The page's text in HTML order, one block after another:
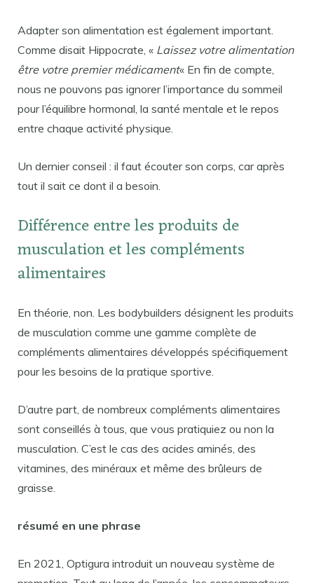
Adapter son alimentation est également important.
Comme disait Hippocrate, « Laissez votre alimentation
être votre premier médicament« En fin de compte,
nous ne pouvons pas ignorer l’importance du sommeil
pour l’équilibre hormonal, la santé mentale et le repos
entre chaque activité physique.
Un dernier conseil : il faut écouter son corps, car après
tout il sait ce dont il a besoin.
Différence entre les produits de
musculation et les compléments
alimentaires
En théorie, non. Les bodybuilders désignent les produits
de musculation comme une gamme complète de
compléments alimentaires développés spécifiquement
pour les besoins de la pratique sportive.
D’autre part, de nombreux compléments alimentaires
sont conseillés à tous, que vous pratiquiez ou non la
musculation. C’est le cas des acides aminés, des
vitamines, des minéraux et même des brûleurs de
graisse.
résumé en une phrase
En 2021, Optigura introduit un nouveau système de